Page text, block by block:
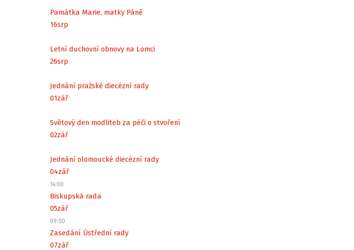
Památka Marie, matky Páně
16srp
Letní duchovní obnovy na Lomci
26srp
Jednání pražské diecézní rady
01zář
Světový den modliteb za péči o stvoření
02zář
Jednání olomoucké diecézní rady
04zář
14:00
Biskupská rada
05zář
09:00
Zasedání Ústřední rady
07zář